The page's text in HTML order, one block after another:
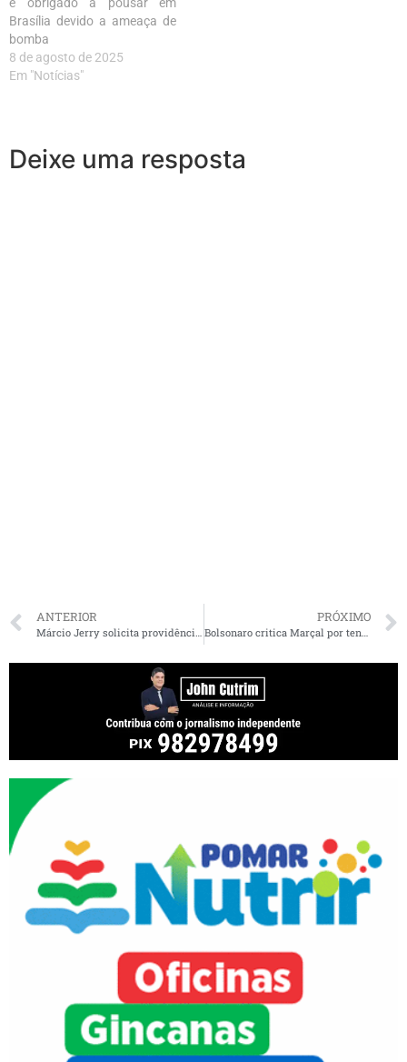
Brasília devido a ameaça de
bomba
8 de agosto de 2025
Em "Notícias"
Deixe uma resposta
ANTERIOR PRÓXIMO